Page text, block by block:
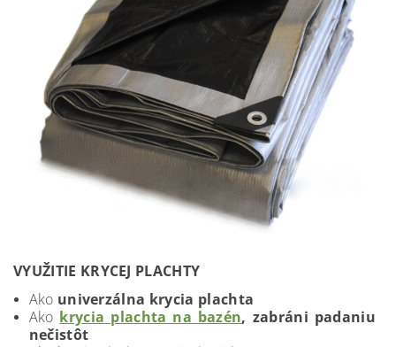
VYUŽITIE KRYCEJ PLACHTY
Ako univerzálna krycia plachta
Ako krycia plachta na bazén, zabráni padaniu
nečistôt